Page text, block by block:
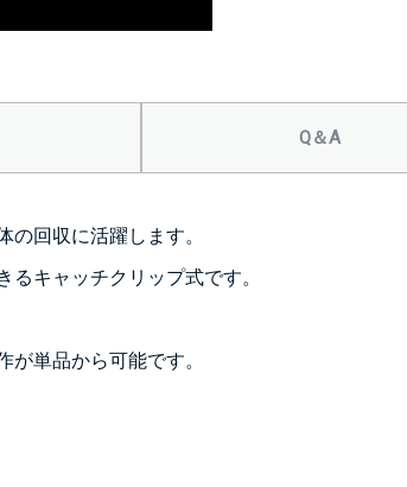
背面側に部品
Q＆A
回収に活躍します。
キャッチクリップ式です。
単品から可能です。